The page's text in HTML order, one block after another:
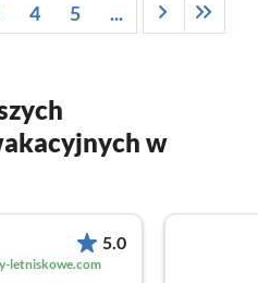
4 5 ...
w
5.0
letniskowe.com